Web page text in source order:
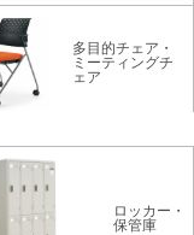
多目的チェア・
ミーティングチ
ェア
ロッカー・
保管庫